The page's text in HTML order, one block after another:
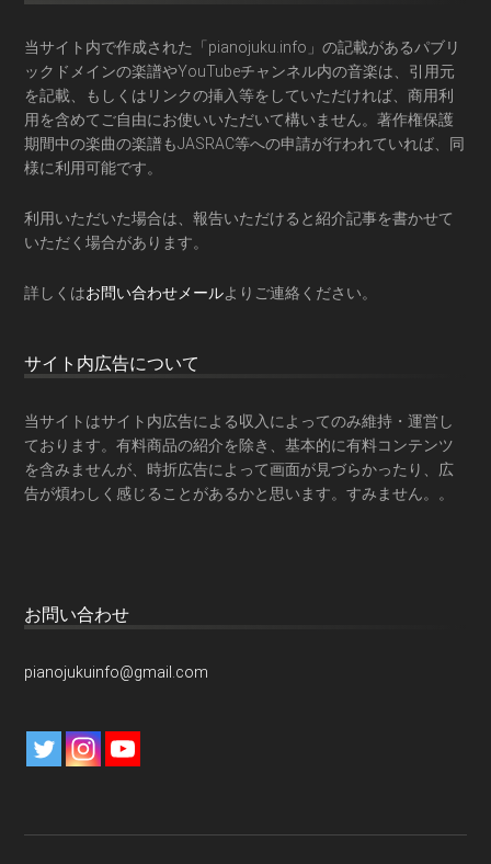
当サイト内で作成された「pianojuku.info」の記載があるパブリ
ックドメインの楽譜やYouTubeチャンネル内の音楽は、引用元
を記載、もしくはリンクの挿入等をしていただければ、商用利
用を含めてご自由にお使いいただいて構いません。著作権保護
期間中の楽曲の楽譜もJASRAC等への申請が行われていれば、同
様に利用可能です。
利用いただいた場合は、報告いただけると紹介記事を書かせて
いただく場合があります。
詳しくはお問い合わせメールよりご連絡ください。
サイト内広告について
当サイトはサイト内広告による収入によってのみ維持・運営し
ております。有料商品の紹介を除き、基本的に有料コンテンツ
を含みませんが、時折広告によって画面が見づらかったり、広
告が煩わしく感じることがあるかと思います。すみません。。
お問い合わせ
pianojukuinfo@gmail.com